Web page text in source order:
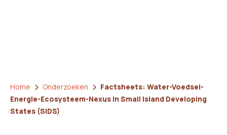
Home Onderzoeken
Factsheets: Water-Voedsel-
Energie-Ecosysteem-Nexus in Small Island Developing
States (SIDS)